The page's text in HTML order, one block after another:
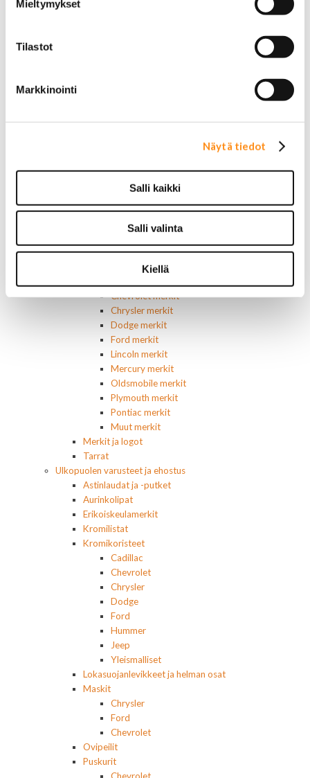
Mieltymykset
Tilastot
Markkinointi
Näytä tiedot
Salli kaikki
Salli valinta
Kiellä
Lämmityslaitteen osat
Vakionopeudensäätimen osat
Tarrat, tunnukset, logot, merkit
Alkuperäiset tarrat ja teipit
AMC merkit
Buick merkit
Chevrolet merkit
Chrysler merkit
Dodge merkit
Ford merkit
Lincoln merkit
Mercury merkit
Oldsmobile merkit
Plymouth merkit
Pontiac merkit
Muut merkit
Merkit ja logot
Tarrat
Ulkopuolen varusteet ja ehostus
Astinlaudat ja -putket
Aurinkolipat
Erikoiskeulamerkit
Kromilistat
Kromikoristeet
Cadillac
Chevrolet
Chrysler
Dodge
Ford
Hummer
Jeep
Yleismalliset
Lokasuojanlevikkeet ja helman osat
Maskit
Chrysler
Ford
Chevrolet
Ovipeilit
Puskurit
Chevrolet